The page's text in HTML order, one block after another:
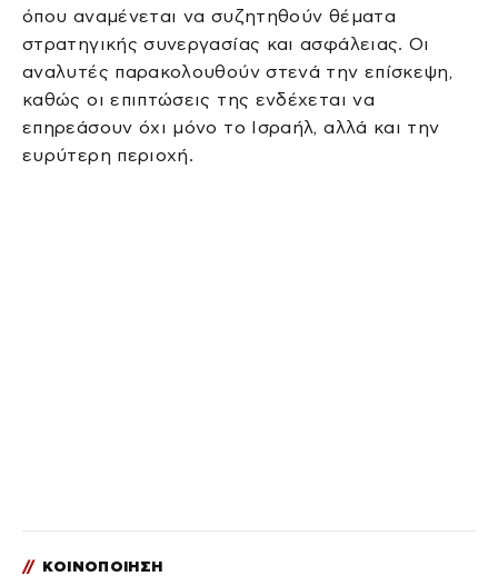
όπου αναμένεται να συζητηθούν θέματα
στρατηγικής συνεργασίας και ασφάλειας. Οι
αναλυτές παρακολουθούν στενά την επίσκεψη,
καθώς οι επιπτώσεις της ενδέχεται να
επηρεάσουν όχι μόνο το Ισραήλ, αλλά και την
ευρύτερη περιοχή.
// ΚΟΙΝΟΠΟΙΗΣΗ